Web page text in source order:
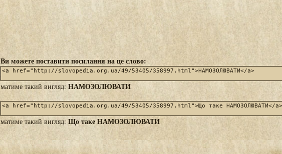
Ви можете поставити посилання на це слово:
матиме такий вигляд:НАМОЗОЛЮВАТИ
матиме такий вигляд: Що таке НАМОЗОЛЮВАТИ